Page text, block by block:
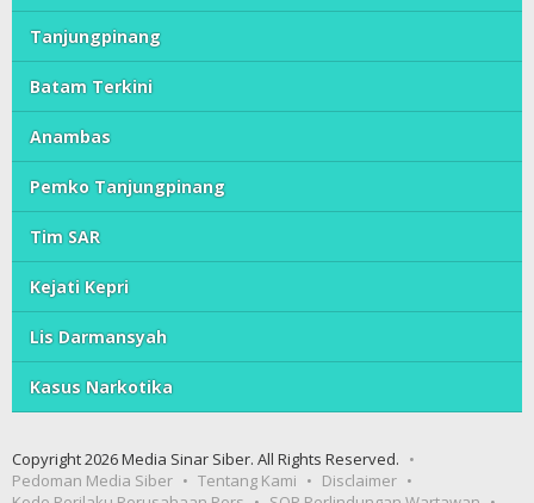
Tanjungpinang
Batam Terkini
Anambas
Pemko Tanjungpinang
Tim SAR
Kejati Kepri
Lis Darmansyah
Kasus Narkotika
Copyright 2026 Media Sinar Siber. All Rights Reserved.
Pedoman Media Siber
Tentang Kami
Disclaimer